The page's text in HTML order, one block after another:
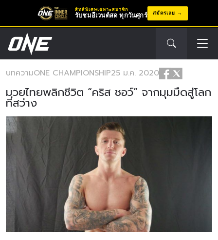
สิทธิพิเศษเฉพาะสมาชิก
รับชมอีเวนต์สด ทุกวันศุกร์ สมัครเลย
บทความONE CHAMPIONSHIP25 ม.ค. 2020
มวยไทยพลิกชีวิต “คริส ชอว์” จากมุมมืดสู่โลก
ที่สว่าง